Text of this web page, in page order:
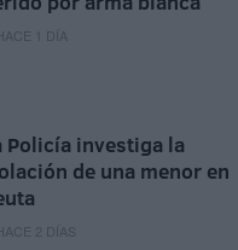
1 DÍA
Policía investiga la
de una menor en
2 DÍAS